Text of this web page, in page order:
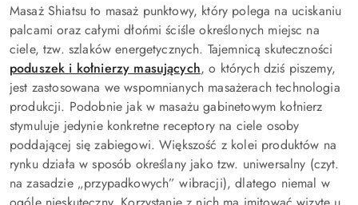
Masaż Shiatsu to masaż punktowy, który polega na uciskaniu
palcami oraz całymi dłońmi ściśle określonych miejsc na
ciele, tzw. szlaków energetycznych. Tajemnicą skuteczności
poduszek i kołnierzy masujących, o których dziś piszemy,
jest zastosowana we wspomnianych masażerach technologia
produkcji. Podobnie jak w masażu gabinetowym kołnierz
stymuluje jedynie konkretne receptory na ciele osoby
poddającej się zabiegowi. Większość z kolei produktów na
rynku działa w sposób określany jako tzw. uniwersalny (czyt.
na zasadzie „przypadkowych” wibracji), dlatego niemal w